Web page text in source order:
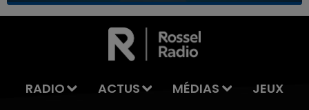
LA TEAM DE L'ÉTÉ
RADIO ACTUS MÉDIAS
JEUX